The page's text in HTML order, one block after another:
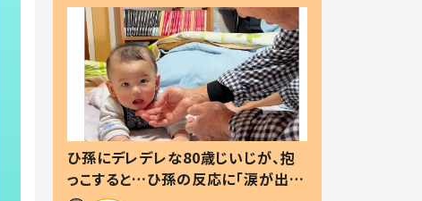
ひ孫にデレデレな80歳じいじが、抱
っこすると…ひ孫の反応に「涙が出ま